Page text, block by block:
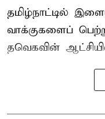
தமிழ்நாட்டில்
வாக்குகளைப்
தவெகவின்